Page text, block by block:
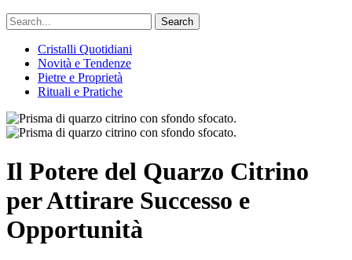
Search
Cristalli Quotidiani
Novità e Tendenze
Pietre e Proprietà
Rituali e Pratiche
Il Potere del Quarzo Citrino
per Attirare Successo e
Opportunità